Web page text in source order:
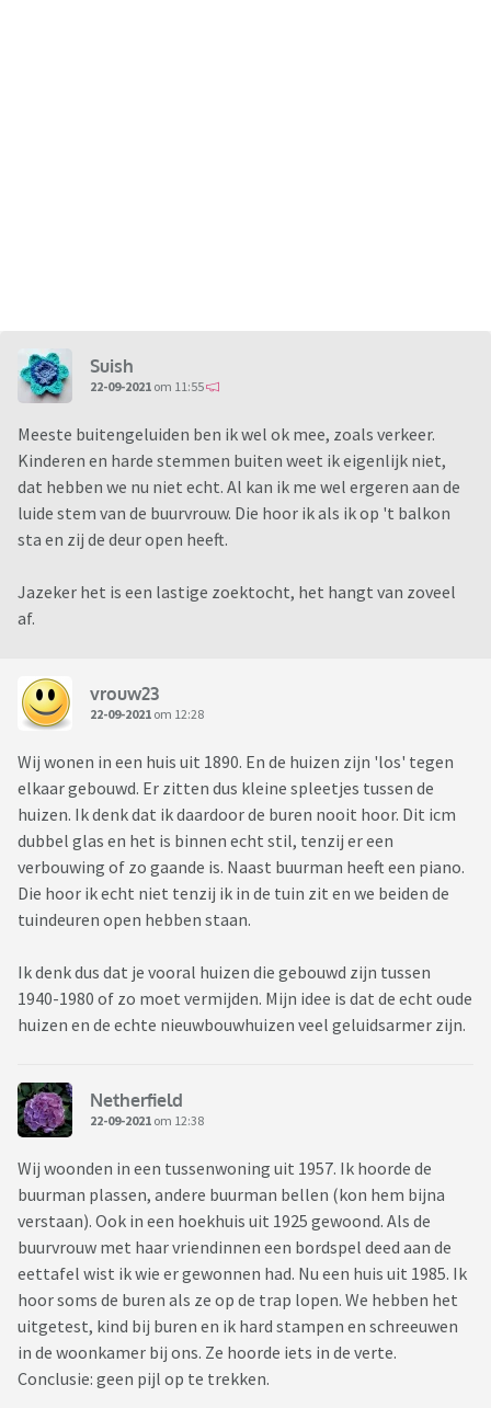
Suish
22-09-2021 om 11:55
Meeste buitengeluiden ben ik wel ok mee, zoals verkeer.
Kinderen en harde stemmen buiten weet ik eigenlijk niet,
dat hebben we nu niet echt. Al kan ik me wel ergeren aan de
luide stem van de buurvrouw. Die hoor ik als ik op 't balkon
sta en zij de deur open heeft.
Jazeker het is een lastige zoektocht, het hangt van zoveel
af.
vrouw23
22-09-2021 om 12:28
Wij wonen in een huis uit 1890. En de huizen zijn 'los' tegen
elkaar gebouwd. Er zitten dus kleine spleetjes tussen de
huizen. Ik denk dat ik daardoor de buren nooit hoor. Dit icm
dubbel glas en het is binnen echt stil, tenzij er een
verbouwing of zo gaande is. Naast buurman heeft een piano.
Die hoor ik echt niet tenzij ik in de tuin zit en we beiden de
tuindeuren open hebben staan.
Ik denk dus dat je vooral huizen die gebouwd zijn tussen
1940-1980 of zo moet vermijden. Mijn idee is dat de echt oude
huizen en de echte nieuwbouwhuizen veel geluidsarmer zijn.
Netherfield
22-09-2021 om 12:38
Wij woonden in een tussenwoning uit 1957. Ik hoorde de
buurman plassen, andere buurman bellen (kon hem bijna
verstaan). Ook in een hoekhuis uit 1925 gewoond. Als de
buurvrouw met haar vriendinnen een bordspel deed aan de
eettafel wist ik wie er gewonnen had. Nu een huis uit 1985. Ik
hoor soms de buren als ze op de trap lopen. We hebben het
uitgetest, kind bij buren en ik hard stampen en schreeuwen
in de woonkamer bij ons. Ze hoorde iets in de verte.
Conclusie: geen pijl op te trekken.